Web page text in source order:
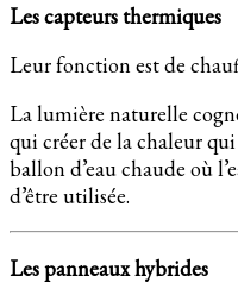
Les capteurs thermiques
Leur fonction est de
La lumière naturelle
qui créer de la chaleur
ballon d’eau chaude où
d’être utilisée.
Les panneaux hybrides